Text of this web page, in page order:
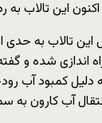
تالاب به حدی
راه اندازی شده و
به دلیل کمبود آب